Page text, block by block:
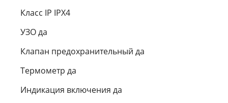
Класс IP IPX4
УЗО да
Клапан предохранительный да
Термометр да
Индикация включения да